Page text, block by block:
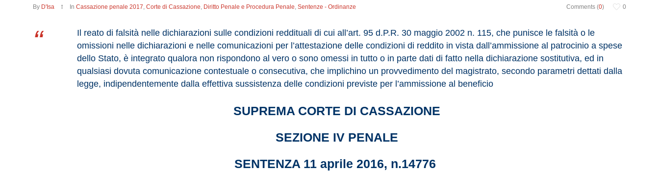
Comments (0) 0
By D'Isa InCassazione penale 2017,Corte di Cassazione, Diritto Penale e Procedura Penale,Sentenze - Ordinanze
Il reato di falsità nelle dichiarazioni sulle condizioni reddituali di cui all’art. 95 d.P.R. 30 maggio 2002 n. 115, che punisce le falsità o le
omissioni nelle dichiarazioni e nelle comunicazioni per l’attestazione delle condizioni di reddito in vista dall’ammissione al patrocinio a spese
dello Stato, è integrato qualora non rispondono al vero o sono omessi in tutto o in parte dati di fatto nella dichiarazione sostitutiva, ed in
qualsiasi dovuta comunicazione contestuale o consecutiva, che implichino un provvedimento del magistrato, secondo parametri dettati dalla
legge, indipendentemente dalla effettiva sussistenza delle condizioni previste per l’ammissione al beneficio
SUPREMA CORTE DI CASSAZIONE
SEZIONE IV PENALE
SENTENZA 11 aprile 2016, n.14776